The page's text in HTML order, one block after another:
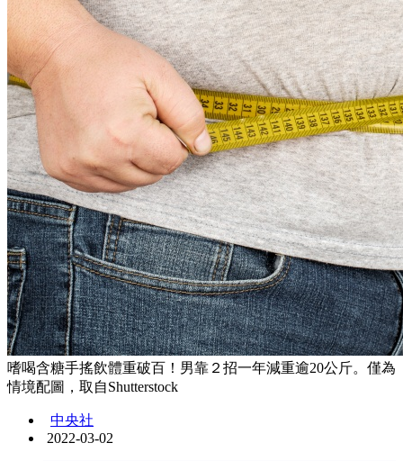
嗜喝含糖手搖飲體重破百！男靠２招一年減重逾20公斤。僅為
情境配圖，取自Shutterstock
中央社
2022-03-02